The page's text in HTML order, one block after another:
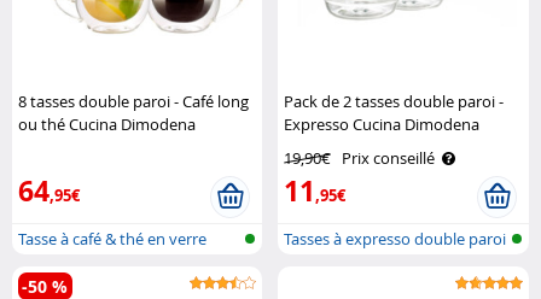
8 tasses double paroi - Café long
ou thé Cucina Dimodena
64,95€
Tasse à café & thé en verre
double ..
Pack de 2 tasses double paroi -
Expresso Cucina Dimodena
19,90€ Prix conseillé
11,95€
Tasses à expresso double paroi
-50 %